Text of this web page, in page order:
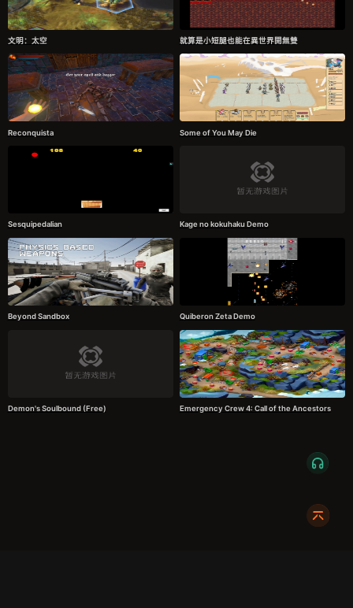
文明：太空 就算是小短腿也能在異世界開無雙
Reconquista Some of You May Die
Sesquipedalian Kage no kokuhaku Demo
Beyond Sandbox Quiberon Zeta Demo
Demon's Soulbound (Free) Emergency Crew 4: Call of the Ancestors